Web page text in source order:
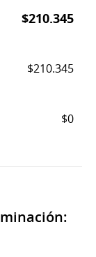
$210.345
$210.345
$0